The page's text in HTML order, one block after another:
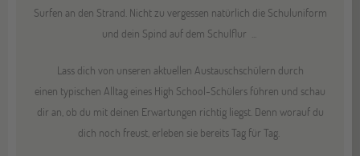
Surfen an den Strand. Nicht zu vergessen natürlich die Schuluniform
und dein Spind auf dem Schulflur ...
Lass dich von unseren aktuellen Austauschschülern durch
einen typischen Alltag eines High School-Schülers führen und schau
dir an, ob du mit deinen Erwartungen richtig liegst. Denn worauf du
dich noch freust, erleben sie bereits Tag für Tag.